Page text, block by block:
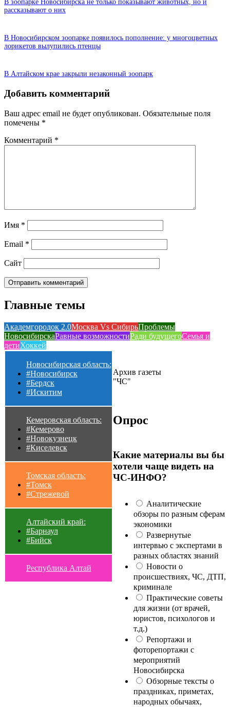
В зоопарке Новосибирска не только показывают животных, но и
рассказывают о них
В Новосибирском зоопарке появилось пополнение: у многоцветных
лорикетов вылупились птенцы
В Алтайском крае закрыли незаконный зоопарк
Добавить комментарий
Ваш адрес email не будет опубликован. Обязательные поля
помечены *
Комментарий *
Имя *
Email *
Сайт
Главные темы
Академгородок 2.0Москва Vs СибирьПроблемы
НовосибирскаРавные возможностиРади будущегоСемья и
детиХоккей
Новосибирская область:
#Новосибирск
#Бердск
#Искитим
Кемеровская область:
#Кемерово
#Новокузнецк
#Киселевск
Томская область:
#Томск
#Стрежевой
Алтайский край:
#Барнаул
#Бийск
Республика Алтай
Архив газеты
"ЧС"
Опрос
Какие материалы вы бы
хотели чаще видеть на
ЧС-ИНФО?
Аналитические
обзоры по разным сферам
экономики
Развернутые
интервью с экспертами в
разных областях знаний
Новости о
происшествиях, ЧС, ДТП,
криминале
Практические советы
для жизни (от врачей,
юристов, психологов и
т.д.)
Репортажи и
фоторепортажи с
мероприятий
Новосибирска
Обзорные тексты о
праздниках, приметах,
народных обычаях,